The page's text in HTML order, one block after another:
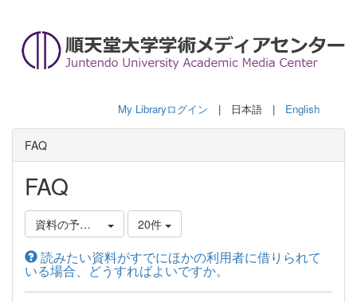
My Libraryログイン | 日本語 | English
FAQ
FAQ
資料の予約について 20件
読みたい資料がすでにほかの利用者に借りられて
いる場合、どうすればよいですか。